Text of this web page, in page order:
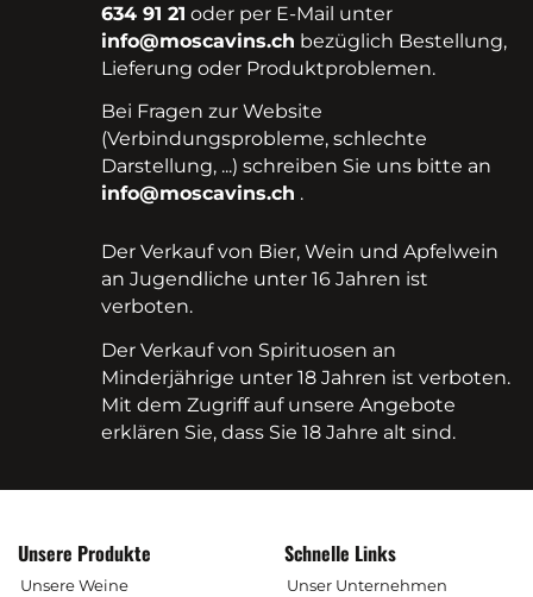
634 91 21 oder per E-Mail unter
info@moscavins.ch bezüglich Bestellung,
Lieferung oder Produktproblemen.
Bei Fragen zur Website
(Verbindungsprobleme, schlechte
Darstellung, ...) schreiben Sie uns bitte an
info@moscavins.ch .
Der Verkauf von Bier, Wein und Apfelwein
an Jugendliche unter 16 Jahren ist
verboten.
Der Verkauf von Spirituosen an
Minderjährige unter 18 Jahren ist verboten.
Mit dem Zugriff auf unsere Angebote
erklären Sie, dass Sie 18 Jahre alt sind.
Unsere Produkte
Unsere Weine
Schnelle Links
Unser Unternehmen